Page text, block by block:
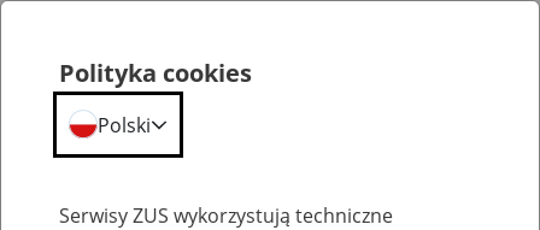
Polityka cookies
Polski
Serwisy ZUS wykorzystują techniczne